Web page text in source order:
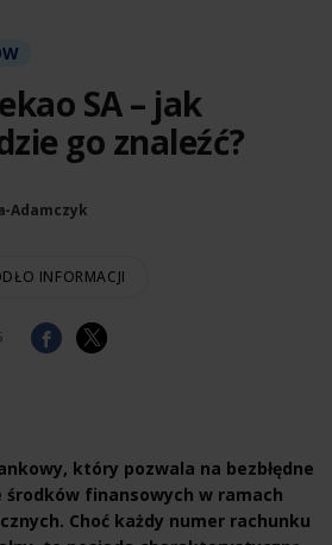
SA – jak
go znaleźć?
Adamczyk
INFORMACJI
który pozwala na bezbłędne
finansowych w ramach
Choć każdy numer rachunku